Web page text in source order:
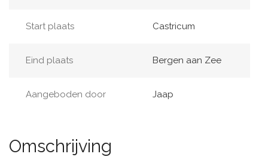
Start plaats Castricum
Eind plaats Bergen aan Zee
Aangeboden door Jaap
Omschrijving